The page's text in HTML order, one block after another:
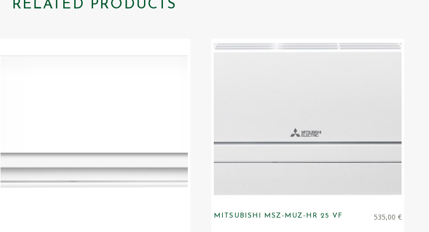
RELATED PRODUCTS
MITSUBISHI MSZ-MUZ-HR 25 VF 535,00 €